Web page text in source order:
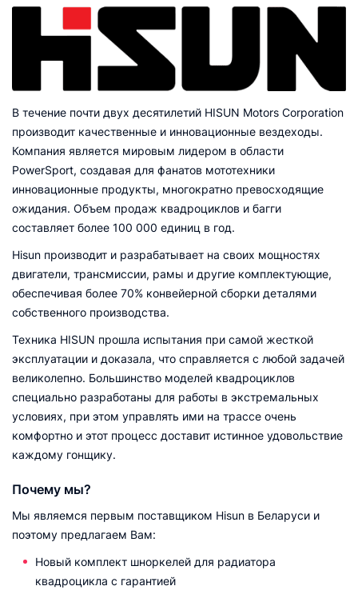
В течение почти двух десятилетий HISUN Motors Corporation
производит качественные и инновационные вездеходы.
Компания является мировым лидером в области
PowerSport, создавая для фанатов мототехники
инновационные продукты, многократно превосходящие
ожидания. Объем продаж квадроциклов и багги
составляет более 100 000 единиц в год.
Hisun производит и разрабатывает на своих мощностях
двигатели, трансмиссии, рамы и другие комплектующие,
обеспечивая более 70% конвейерной сборки деталями
собственного производства.
Техника HISUN прошла испытания при самой жесткой
эксплуатации и доказала, что справляется с любой задачей
великолепно. Большинство моделей квадроциклов
специально разработаны для работы в экстремальных
условиях, при этом управлять ими на трассе очень
комфортно и этот процесс доставит истинное удовольствие
каждому гонщику.
Почему мы?
Мы являемся первым поставщиком Hisun в Беларуси и
поэтому предлагаем Вам:
Новый комплект шноркелей для радиатора
квадроцикла с гарантией